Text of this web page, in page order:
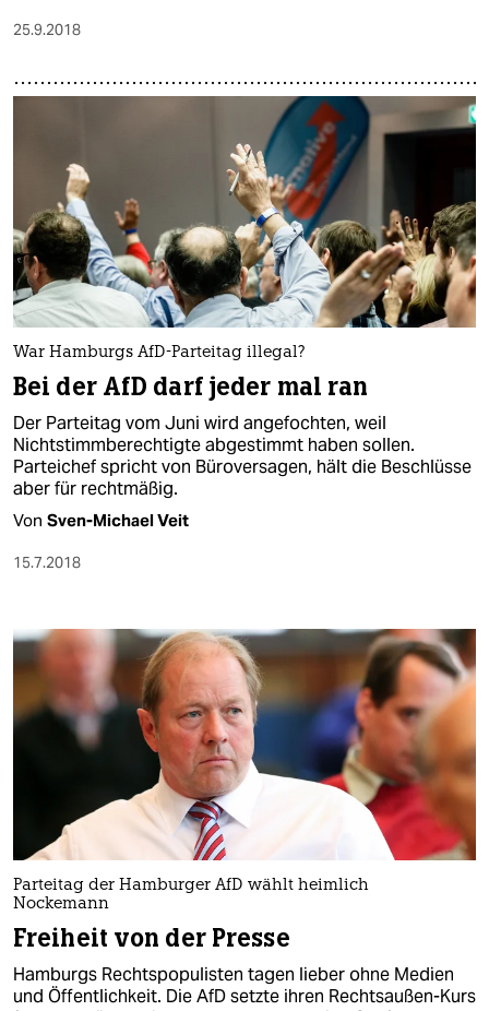
25.9.2018
War Hamburgs AfD-Parteitag illegal?
Bei der AfD darf jeder mal ran
Der Parteitag vom Juni wird angefochten, weil
Nichtstimmberechtigte abgestimmt haben sollen.
Parteichef spricht von Büroversagen, hält die Beschlüsse
aber für rechtmäßig.
Von Sven-Michael Veit
15.7.2018
Parteitag der Hamburger AfD wählt heimlich
Nockemann
Freiheit von der Presse
Hamburgs Rechtspopulisten tagen lieber ohne Medien
und Öffentlichkeit. Die AfD setzte ihren Rechtsaußen-Kurs